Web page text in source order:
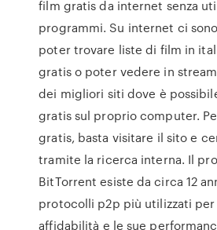
film gratis da internet senza
programmi. Su internet ci
poter trovare liste di film in
gratis o poter vedere in
dei migliori siti dove è
gratis sul proprio computer.
gratis, basta visitare il sito e
tramite la ricerca interna. Il
BitTorrent esiste da circa 12
protocolli p2p più utilizzati per
affidabilità e le sue